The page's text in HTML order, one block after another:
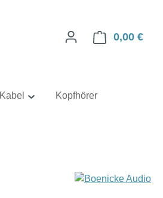
0,00 €
Kabel Kopfhörer